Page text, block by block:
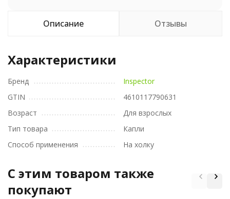
Описание Отзывы
Характеристики
Бренд
Inspector
GTIN
4610117790631
Возраст
Для взрослых
Тип товара
Капли
Способ применения
На холку
C этим товаром также
покупают